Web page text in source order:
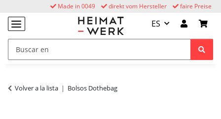
faire Preise
direkt vom Hersteller
Made in 0049
ES
Volver a la lista Bolsos Dothebag